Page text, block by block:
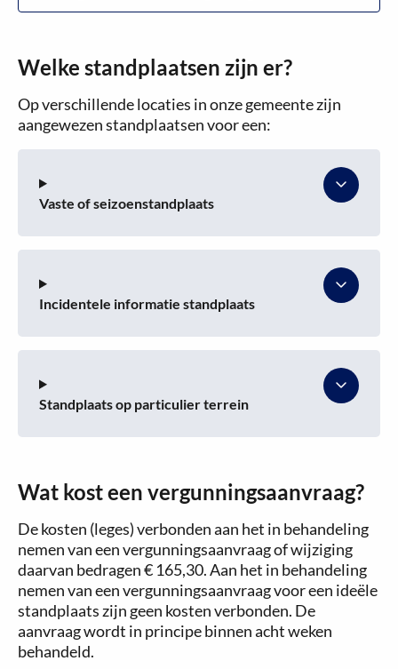
Welke standplaatsen zijn er?
Op verschillende locaties in onze gemeente zijn
aangewezen standplaatsen voor een:
Vaste of seizoenstandplaats
Incidentele informatie standplaats
Standplaats op particulier terrein
Wat kost een vergunningsaanvraag?
De kosten (leges) verbonden aan het in behandeling
nemen van een vergunningsaanvraag of wijziging
daarvan bedragen€ 165,30. Aan het in behandeling
nemen van een vergunningsaanvraag voor een ideële
standplaats zijn geen kosten verbonden. De
aanvraag wordt in principe binnen acht weken
behandeld.